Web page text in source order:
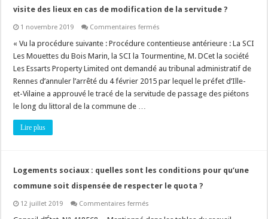
visite des lieux en cas de modification de la servitude ?
1 novembre 2019 Commentaires fermés
de
sur
le
Littoral
:
comment
organiser
la
servitude
?
« Vu la procédure suivante : Procédure contentieuse antérieure : La SCI
Les Mouettes du Bois Marin, la SCI la Tourmentine, M. DCet la société
Les Essarts Property Limited ont demandé au tribunal administratif de
Rennes d’annuler l’arrêté du 4 février 2015 par lequel le préfet d’Ille-
et-Vilaine a approuvé le tracé de la servitude de passage des piétons
le long du littoral de la commune de …
Lire plus
Logements sociaux : quelles sont les conditions pour qu’une
commune soit dispensée de respecter le quota ?
12 juillet 2019 Commentaires fermés